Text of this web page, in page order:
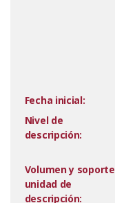
Fecha inicial:
Nivel de
descripción:
Volumen y soporte
unidad de
descripción: